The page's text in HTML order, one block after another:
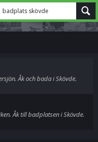
badplats skövde
Åk och bada i Skövde.
Åk till badplatsen i Skövde.